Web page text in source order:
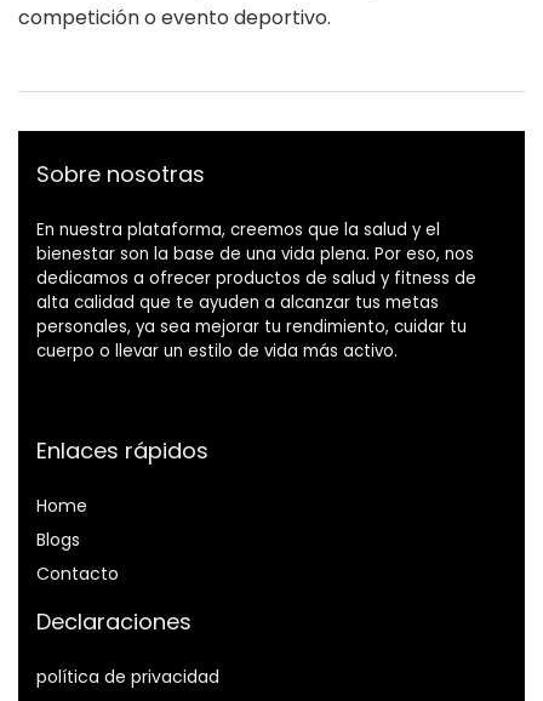
competición o evento deportivo.
Sobre nosotras
En nuestra plataforma, creemos que la salud y el
bienestar son la base de una vida plena. Por eso, nos
dedicamos a ofrecer productos de salud y fitness de
alta calidad que te ayuden a alcanzar tus metas
personales, ya sea mejorar tu rendimiento, cuidar tu
cuerpo o llevar un estilo de vida más activo.
Enlaces rápidos
Home
Blogs
Contacto
Declaraciones
política de privacidad